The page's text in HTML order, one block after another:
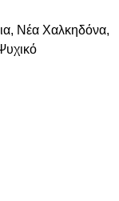
Νέα Χαλκηδόνα,